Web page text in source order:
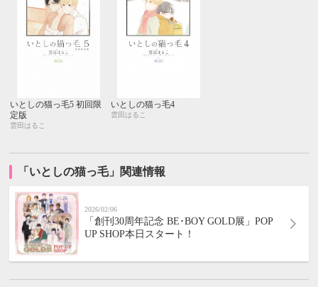
いとしの猫っ毛5 初回限
定版
雲田はるこ
いとしの猫っ毛4
雲田はるこ
「いとしの猫っ毛」関連情報
2026/02/06
「創刊30周年記念 BE･BOY GOLD展」POP
UP SHOP本日スタート！